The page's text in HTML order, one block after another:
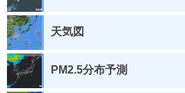
天気図
PM2.5分布予測